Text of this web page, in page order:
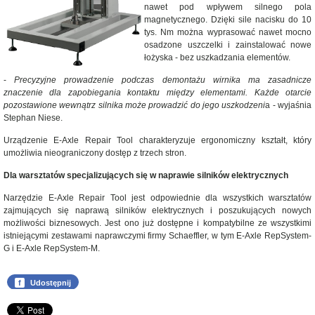
nawet pod wpływem silnego pola
magnetycznego. Dzięki sile nacisku do 10
tys. Nm można wyprasować nawet mocno
osadzone uszczelki i zainstalować nowe
łożyska - bez uszkadzania elementów.
- Precyzyjne prowadzenie podczas demontażu wirnika ma zasadnicze
znaczenie dla zapobiegania kontaktu między elementami. Każde otarcie
pozostawione wewnątrz silnika może prowadzić do jego uszkodzenia - wyjaśnia
Stephan Niese.
Urządzenie E-Axle Repair Tool charakteryzuje ergonomiczny kształt, który
umożliwia nieograniczony dostęp z trzech stron.
Dla warsztatów specjalizujących się w naprawie silników elektrycznych
Narzędzie E-Axle Repair Tool jest odpowiednie dla wszystkich warsztatów
zajmujących się naprawą silników elektrycznych i poszukujących nowych
możliwości biznesowych. Jest ono już dostępne i kompatybilne ze wszystkimi
istniejącymi zestawami naprawczymi firmy Schaeffler, w tym E-Axle RepSystem-
G i E-Axle RepSystem-M.
f Udostępnij